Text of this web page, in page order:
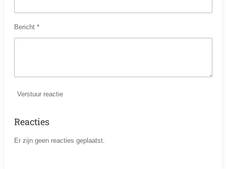
Bericht *
Verstuur reactie
Reacties
Er zijn geen reacties geplaatst.